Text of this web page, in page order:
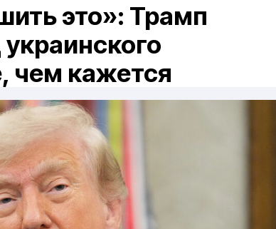
это»: Трамп
чем кажется